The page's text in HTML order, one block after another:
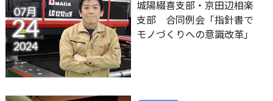
07月
24
2024
城陽綴喜支部・京田辺相楽
支部 合同例会「指針書で
モノづくりへの意識改革」